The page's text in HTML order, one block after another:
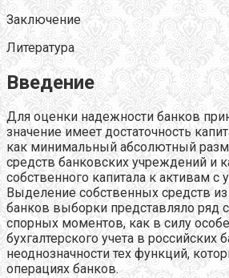
Заключение
Литература
Введение
Для оценки надежности банков
значение имеет достаточность
как минимальный абсолютный
средств банковских учреждений и
собственного капитала к активам с
Выделение собственных средств
банков выборки представляло ряд
спорных моментов, как в силу
бухгалтерского учета в российских
неоднозначности тех функций,
операциях банков.